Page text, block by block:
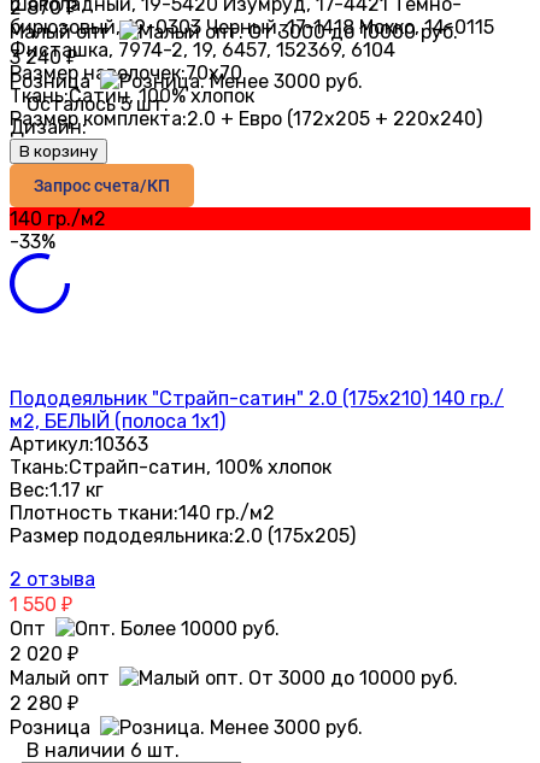
бирюзовый, 19-0303 Черный, 17-1418 Мокко, 14-0115
Фисташка, 7974-2, 19, 6457, 152369, 6104
Размер наволочек:70х70
Ткань:Сатин, 100% хлопок
Размер комплекта:2.0 + Евро (172х205 + 220х240)
2 870₽
Малый опт
3 240₽
Розница
Осталось 5 шт.
Дизайн:
В корзину
Запрос счета/КП
140 гр./м2
-33%
Пододеяльник "Страйп-сатин" 2.0 (175х210) 140 гр./
м2, БЕЛЫЙ (полоса 1х1)
Артикул:10363
Ткань:Страйп-сатин, 100% хлопок
Вес:1.17 кг
Плотность ткани:140 гр./м2
Размер пододеяльника:2.0 (175х205)
2 отзыва
1 550 ₽
Опт
2 020 ₽
Малый опт
2 280 ₽
Розница
В наличии 6 шт.